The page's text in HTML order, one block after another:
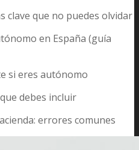
clave que no puedes olvidar
en España (guía
si eres autónomo
debes incluir
errores comunes